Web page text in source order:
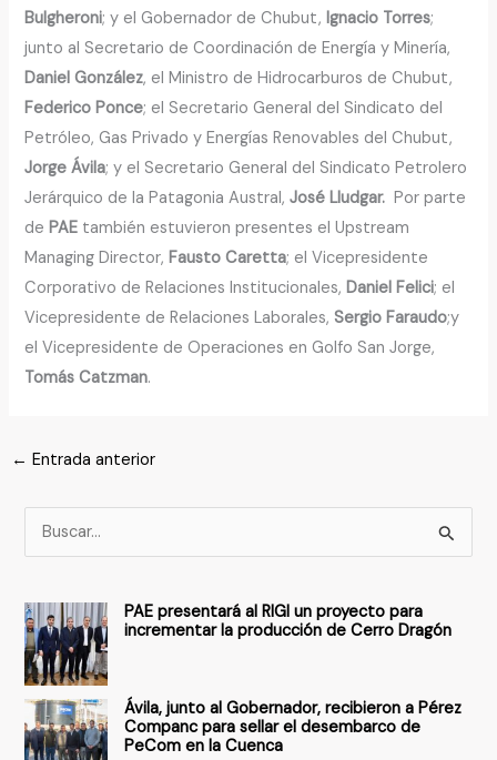
Bulgheroni; y el Gobernador de Chubut, Ignacio Torres;
junto al Secretario de Coordinación de Energía y Minería,
Daniel González, el Ministro de Hidrocarburos de Chubut,
Federico Ponce; el Secretario General del Sindicato del
Petróleo, Gas Privado y Energías Renovables del Chubut,
Jorge Ávila; y el Secretario General del Sindicato Petrolero
Jerárquico de la Patagonia Austral,José Lludgar. Por parte
de PAE también estuvieron presentes el Upstream
Managing Director, Fausto Caretta; el Vicepresidente
Corporativo de Relaciones Institucionales, Daniel Felici; el
Vicepresidente de Relaciones Laborales, Sergio Faraudo;y
el Vicepresidente de Operaciones en Golfo San Jorge,
Tomás Catzman.
← Entrada anterior
u
c
a
r
o
PAE presentará al RIGI un proyecto para
incrementar la producción de Cerro Dragón
Ávila, junto al Gobernador, recibieron a Pérez
Companc para sellar el desembarco de
PeCom en la Cuenca